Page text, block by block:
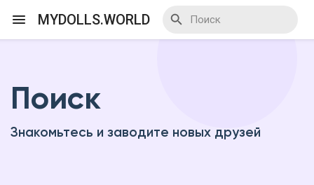
MYDOLLS.WORLD
Я организатор
Поиск
Знакомьтесь и заводите новых друзей